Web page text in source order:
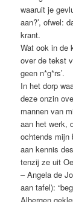
waaruit je
aan?’, ofwel:
krant.
Wat ook in de
over de tekst
geen n*g*rs’.
In het dorp
deze onzin
mannen van
aan het werk,
ochtends mijn
aan kennis
tenzij ze uit
– Angela de
aan tafel):